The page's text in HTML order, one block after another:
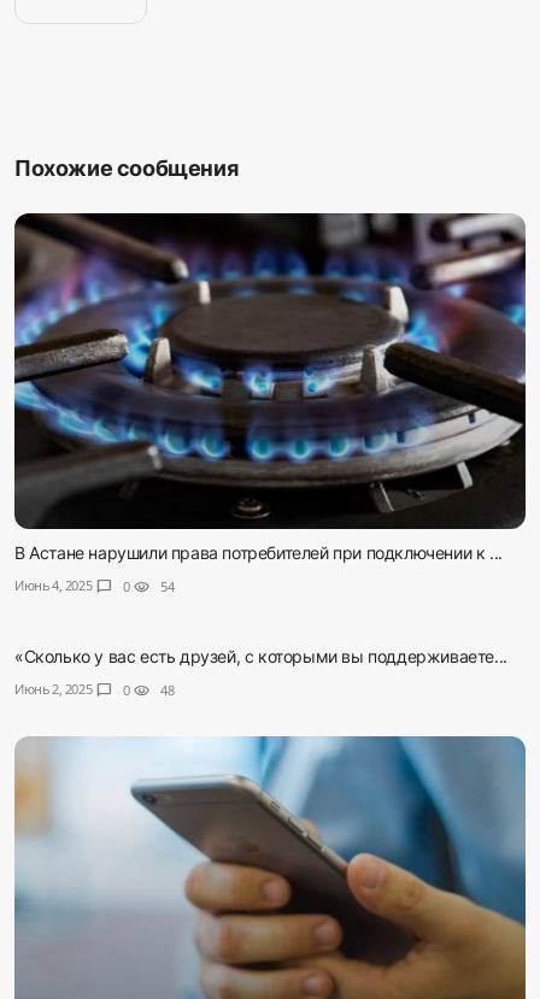
Похожие сообщения
В Астане нарушили права потребителей при подключении к ...
Июнь 4, 2025 chat_bubble 0 visibility 54
«Сколько у вас есть друзей, с которыми вы поддерживаете...
Июнь 2, 2025 chat_bubble 0 visibility 48